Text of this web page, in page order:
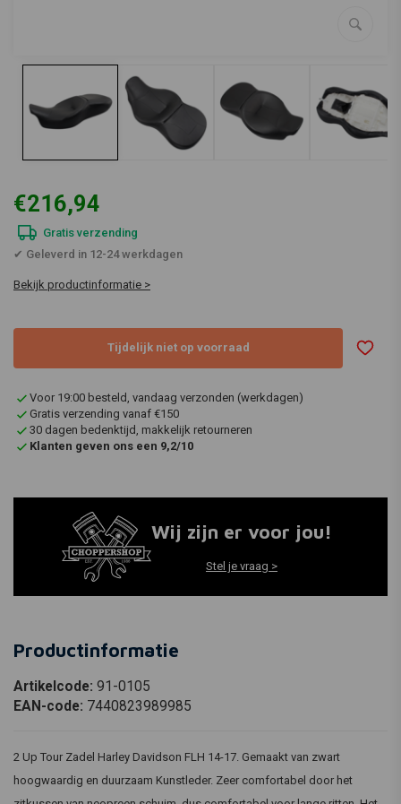
€216,94
Gratis verzending
✔ Geleverd in 12-24 werkdagen
Bekijk productinformatie >
Tijdelijk niet op voorraad
Voor 19:00 besteld, vandaag verzonden (werkdagen)
Gratis verzending vanaf €150
30 dagen bedenktijd, makkelijk retourneren
Klanten geven ons een 9,2/10
Wij zijn er voor jou!
Stel je vraag >
Productinformatie
Artikelcode: 91-0105
EAN-code: 7440823989985
2 Up Tour Zadel Harley Davidson FLH 14-17. Gemaakt van zwart
hoogwaardig en duurzaam Kunstleder. Zeer comfortabel door het